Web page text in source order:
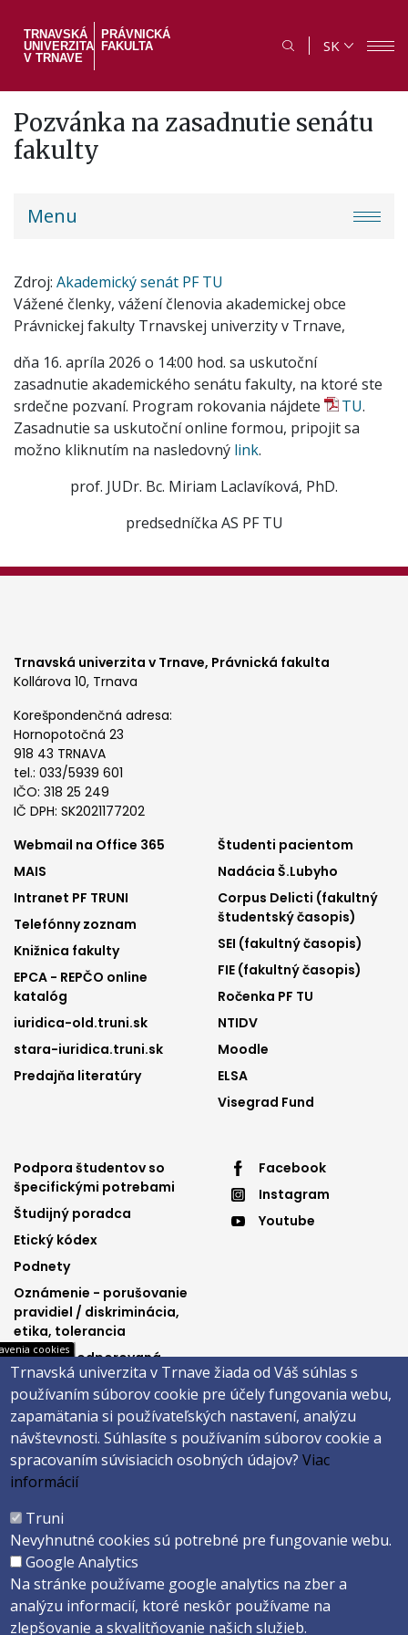
hlavný
TRNAVSKÁ
UNIVERZITA
V TRNAVE
PRÁVNICKÁ
FAKULTA
SK
Pozvánka na zasadnutie senátu
fakulty
PF
Menu
Zdroj Akademický senát PF TU
Vážené členky, vážení členovia akademickej obce
Právnickej fakulty Trnavskej univerzity v Trnave,
dňa 16. apríla 2026 o 14:00 hod. sa uskutoční
zasadnutie akademického senátu fakulty, na ktoré ste
srdečne pozvaní. Program rokovania nájdete
TU.
Zasadnutie sa uskutoční online formou, pripojit sa
možno kliknutím na nasledovný link.
prof. JUDr. Bc. Miriam Laclavíková, PhD.
predsedníčka AS PF TU
Trnavská univerzita v Trnave, Právnická fakulta
Kollárova 10, Trnava
Korešpondenčná adresa:
Hornopotočná 23
918 43 TRNAVA
tel.: 033/5939 601
IČO: 318 25 249
IČ DPH: SK2021177202
Footer
menu
1
Webmail na Office 365
MAIS
Intranet PF TRUNI
Telefónny zoznam
Knižnica fakulty
EPCA - REPČO online
katalóg
iuridica-old.truni.sk
stara-iuridica.truni.sk
Predajňa literatúry
Footer
menu
2
Študenti pacientom
Nadácia Š.Lubyho
Corpus Delicti (fakultný
študentský časopis)
SEI (fakultný časopis)
FIE (fakultný časopis)
Ročenka PF TU
NTIDV
Moodle
ELSA
Visegrad Fund
Footer
menu
3
Podpora študentov so
špecifickými potrebami
Študijný poradca
Etický kódex
Podnety
Oznámenie - porušovanie
pravidiel / diskriminácia,
etika, tolerancia
Výučba podporovaná
Ministerstvom
spravodlivosti SR
Footer
menu
Facebook
Instagram
Youtube
Päta
Vyhlásenie o prístupnosti
Copyright ©2026 Právnická fakulta · Trnavská univerzita v Trnave
Created byActivIT s.r.o.
cookies
Trnavská univerzita v Trnave žiada od Váš súhlas s
používaním súborov cookie pre účely fungovania webu,
zapamätania si používateľských nastavení, analýzu
návštevnosti. Súhlasíte s používaním súborov cookie a
spracovaním súvisiacich osobných údajov?Viac
informácií
Truni
Nevyhnutné cookies sú potrebné pre fungovanie webu.
Google Analytics
Na stránke používame google analytics na zber a
analýzu informacií, ktoré neskôr používame na
zlepšovanie a skvalitňovanie našich služieb.